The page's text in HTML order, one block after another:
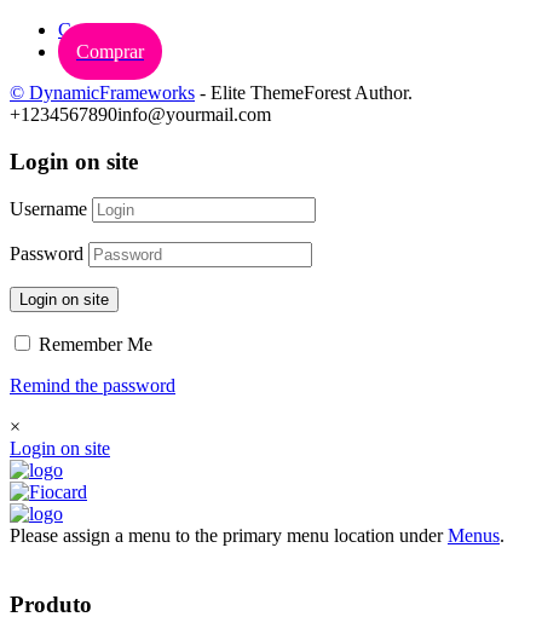
Carrinho
Comprar
© DynamicFrameworks - Elite ThemeForest Author.
+1234567890info@yourmail.com
Login on site
Username
Password
Login on site
Remember Me
Remind the password
×
Login on site
Please assign a menu to the primary menu location underMenus.
Produto